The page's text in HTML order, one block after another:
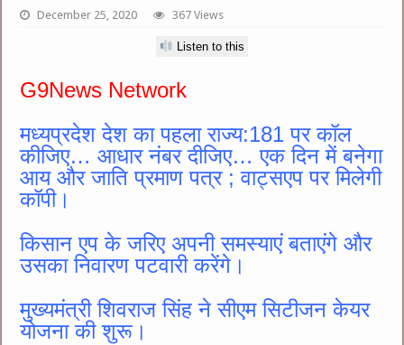
December 25, 2020 367 Views
Listen to this
G9News Network
मध्यप्रदेश देश का पहला राज्य:181 पर कॉल
कीजिए… आधार नंबर दीजिए… एक दिन में बनेगा
आय और जाति प्रमाण पत्र ; वाट्सएप पर मिलेगी
कॉपी।
किसान एप के जरिए अपनी समस्याएं बताएंगे और
उसका निवारण पटवारी करेंगे।
मुख्यमंत्री शिवराज सिंह ने सीएम सिटीजन केयर
योजना की शुरू।